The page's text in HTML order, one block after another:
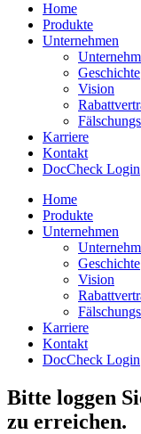
Home
Produkte
Unternehmen
Geschichte
Vision
Karriere
Kontakt
DocCheck Login
Home
Produkte
Unternehmen
Geschichte
Vision
Karriere
Kontakt
DocCheck Login
Bitte loggen
zu erreichen.